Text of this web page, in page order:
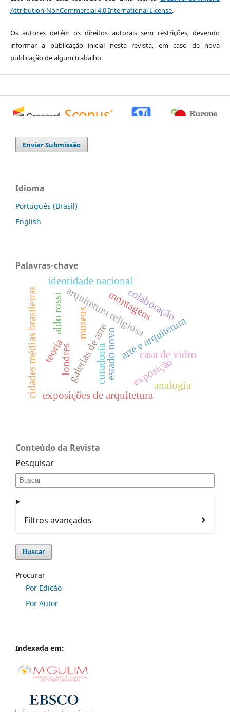
Attribution-NonCommercial 4.0 International License.
Os autores detém os direitos autorais sem restrições, devendo
informar a publicação inicial nesta revista, em caso de nova
publicação de algum trabalho.
Enviar Submissão
Idioma
Português (Brasil)
English
Palavras-chave
arquitetura religiosaarte e arquitetura
museus
galerias de arte
montagens
exposições de arquitetura
casa de vidro
exposição
londres
cidades médias brasileiras estado novo
identidade nacional
analogia
aldo rossi colaboração
curadoria
teoria
Conteúdo da Revista
Pesquisar
Filtros avançados
Buscar
Procurar
Por Edição
Por Autor
Indexada em: